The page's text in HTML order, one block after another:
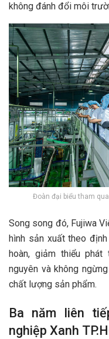
không đánh đổi môi
Đoàn đại biểu tham
Song song đó, Fujiwa
hình sản xuất theo
hoàn, giảm thiểu
nguyên và không
chất lượng sản phẩm.
Ba năm liên
nghiệp Xanh